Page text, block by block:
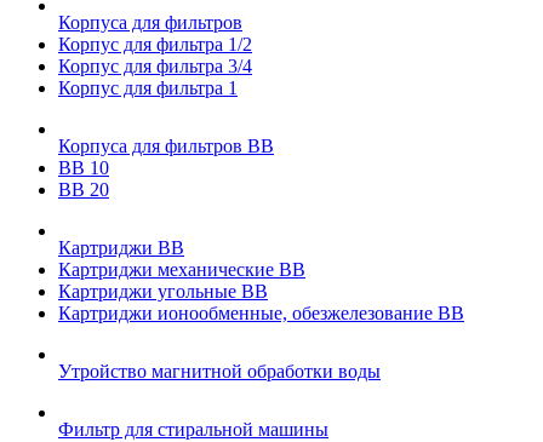
Корпуса для фильтров
Корпус для фильтра 1/2
Корпус для фильтра 3/4
Корпус для фильтра 1
Корпуса для фильтров ВВ
ВВ 10
ВВ 20
Картриджи ВВ
Картриджи механические ВВ
Картриджи угольные ВВ
Картриджи ионообменные, обезжелезование ВВ
Утройство магнитной обработки воды
Фильтр для стиральной машины